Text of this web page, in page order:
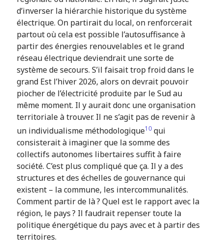
d’inverser la hiérarchie historique du système
électrique. On partirait du local, on renforcerait
partout où cela est possible l’autosuffisance à
partir des énergies renouvelables et le grand
réseau électrique deviendrait une sorte de
système de secours. S’il faisait trop froid dans le
grand Est l’hiver 2026, alors on devrait pouvoir
piocher de l’électricité produite par le Sud au
même moment. Il y aurait donc une organisation
territoriale à trouver. Il ne s’agit pas de revenir à
un individualisme méthodologique10qui
consisterait à imaginer que la somme des
collectifs autonomes libertaires suffit à faire
société. C’est plus compliqué que ça. Il y a des
structures et des échelles de gouvernance qui
existent – la commune, les intercommunalités.
Comment partir de là ? Quel est le rapport avec la
région, le pays ? Il faudrait repenser toute la
politique énergétique du pays avec et à partir des
territoires.